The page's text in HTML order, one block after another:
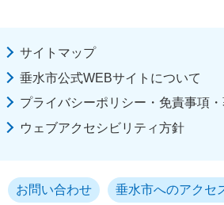
サイトマップ
垂水市公式WEBサイトについて
プライバシーポリシー・免責事項
ウェブアクセシビリティ方針
お問い合わせ 垂水市へのアクセ